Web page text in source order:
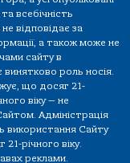
всебічність
відповідає за
а також може не
сайту в
роль носія.
що досяг 21-
віку — не
Адміністрація
використання Сайту
річного віку.
реклами.